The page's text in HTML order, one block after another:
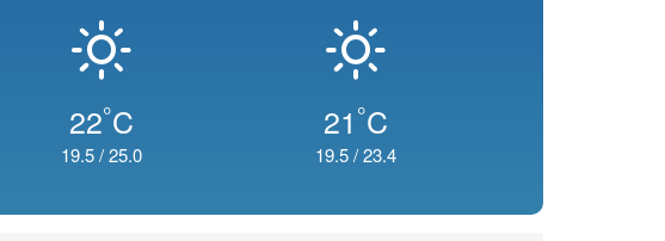
22°C
19.5/25.0
21 °C
19.5/23.4